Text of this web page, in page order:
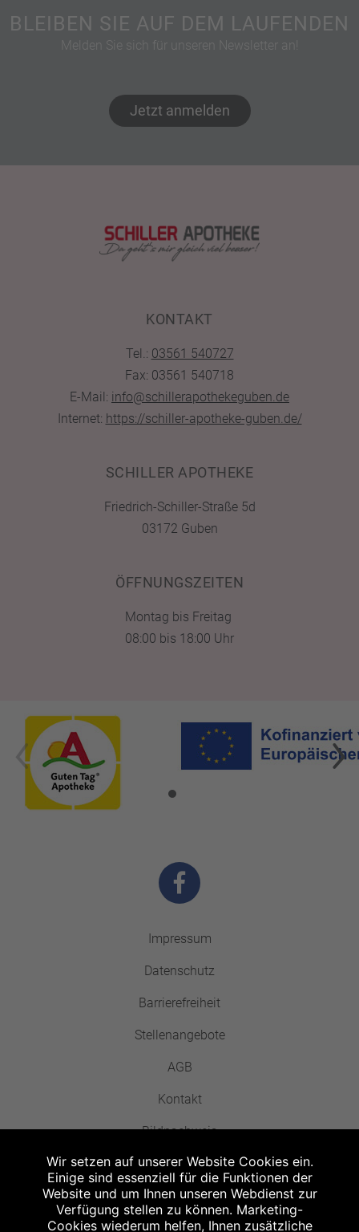
BLEIBEN SIE AUF DEM LAUFENDEN
Melden Sie sich für unseren Newsletter an!
Jetzt anmelden
KONTAKT
Tel.: 03561 540727
Fax: 03561 540718
E-Mail: info@schillerapothekeguben.de
Internet: https://schiller-apotheke-guben.de/
SCHILLER APOTHEKE
Friedrich-Schiller-Straße 5d
03172 Guben
ÖFFNUNGSZEITEN
Montag bis Freitag
08:00 bis 18:00 Uhr
Impressum
Datenschutz
Barrierefreiheit
Stellenangebote
AGB
Kontakt
Bildnachweis
Abgabe in haushaltsüblichen Mengen, solange der Vorrat reicht. Für Druck-
Wir setzen auf unserer Website Cookies ein.
Einige sind essenziell für die Funktionen der
Website und um Ihnen unseren Webdienst zur
Verfügung stellen zu können. Marketing-
Cookies wiederum helfen, Ihnen zusätzliche